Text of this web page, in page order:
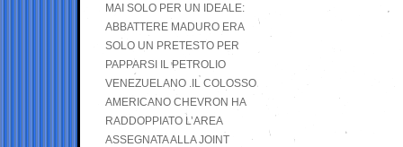
MAI SOLO PER UN IDEALE:
ABBATTERE MADURO ERA
SOLO UN PRETESTO PER
PAPPARSI IL PETROLIO
VENEZUELANO .IL COLOSSO
AMERICANO CHEVRON HA
RADDOPPIATO L’AREA
ASSEGNATA ALLA JOINT